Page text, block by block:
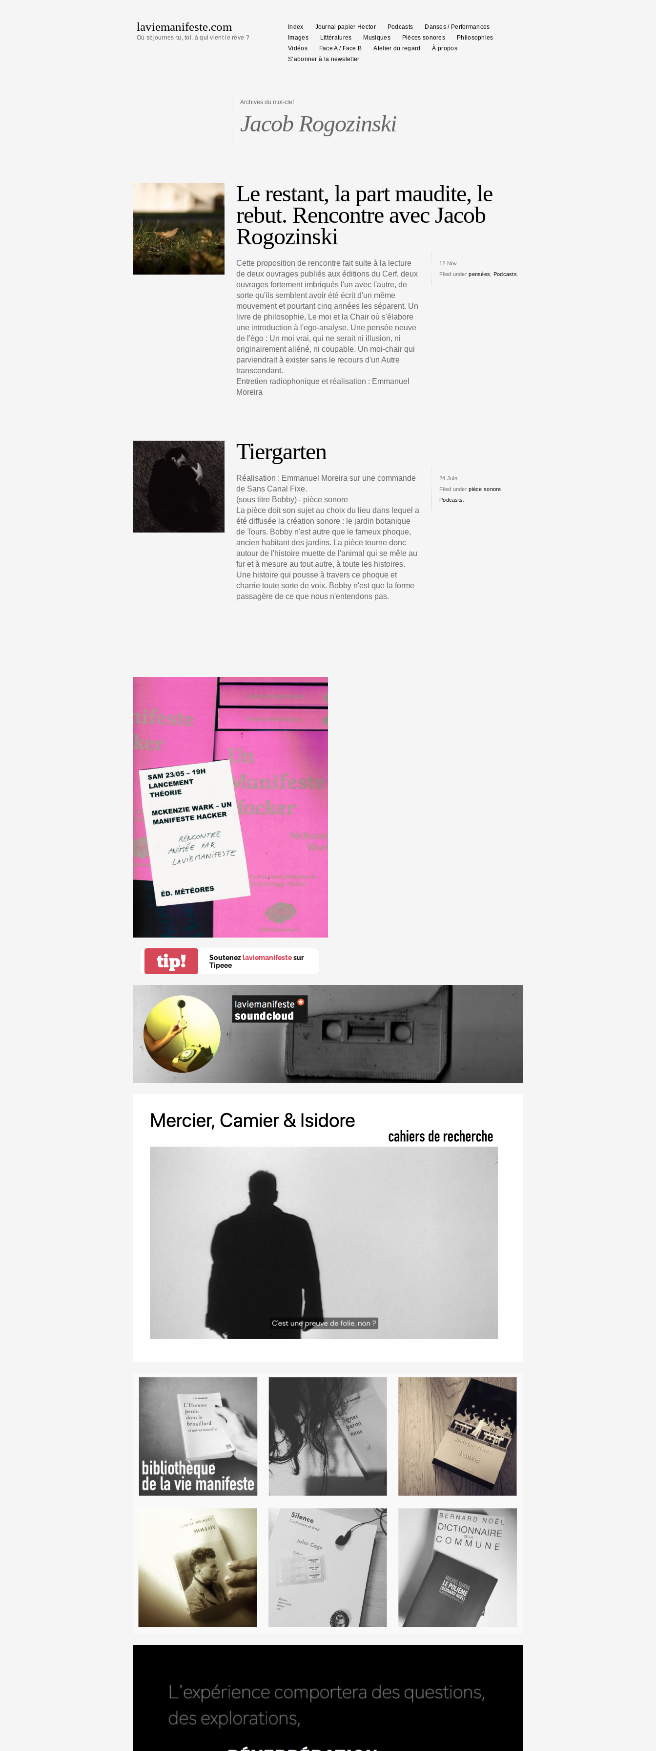
laviemanifeste.com
Où séjournes-tu, toi, à qui vient le rêve ?
Index Journal papier Hector Podcasts
Danses / Performances
Images
Littératures Musiques Pièces sonores
Philosophies
Vidéos
Face A / Face B Atelier du regard
À propos
S’abonner à la newsletter
Archives du mot-clef :
Jacob Rogozinski
Le restant, la part maudite, le
rebut. Rencontre avec Jacob
Rogozinski
12 Nov
Filed underpensées Podcasts
Cette proposition de rencontre fait suite à la lecture
de deux ouvrages publiés aux éditions du Cerf, deux
ouvrages fortement imbriqués l'un avec l'autre, de
sorte qu'ils semblent avoir été écrit d'un même
mouvement et pourtant cinq années les séparent. Un
livre de philosophie, Le moi et la Chair où s'élabore
une introduction à l'ego-analyse. Une pensée neuve
de l'égo : Un moi vrai, qui ne serait ni illusion, ni
originairement aliéné, ni coupable. Un moi-chair qui
parviendrait à exister sans le recours d'un Autre
transcendant.
Entretien radiophonique et réalisation : Emmanuel
Moreira
Tiergarten
24 Juin
Filed underpièce sonore
Podcasts
Réalisation : Emmanuel Moreira sur une commande
de Sans Canal Fixe.
(sous titre Bobby) - pièce sonore
La pièce doit son sujet au choix du lieu dans lequel a
été diffusée la création sonore : le jardin botanique
de Tours. Bobby n'est autre que le fameux phoque,
ancien habitant des jardins. La pièce tourne donc
autour de l'histoire muette de l'animal qui se mêle au
fur et à mesure au tout autre, à toute les histoires.
Une histoire qui pousse à travers ce phoque et
charrie toute sorte de voix. Bobby n'est que la forme
passagère de ce que nous n'entendons pas.
tip! Soutenez laviemanifestesur
Tipeee